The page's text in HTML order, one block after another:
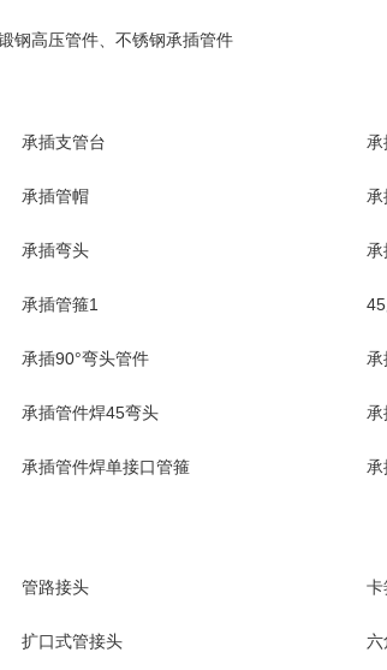
钢高压管件 不锈钢承插管件
承插支管台 承
承插管帽 承
承插弯头 承
承插管箍1
承插90°弯头管件 承
承插管件焊45弯头 承
承插管件焊单接口管箍 承
管路接头 卡
扩口式管接头 六